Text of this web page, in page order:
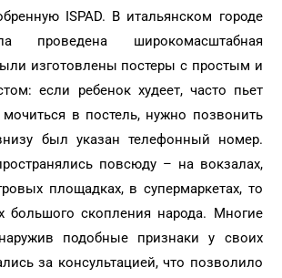
ISPAD. В итальянском городе
проведена широкомасштабная
изготовлены постеры с простым и
если ребенок худеет, часто пьет
в постель, нужно позвонить
был указан телефонный номер.
повсюду – на вокзалах,
площадках, в супермаркетах, то
большого скопления народа. Многие
подобные признаки у своих
за консультацией, что позволило